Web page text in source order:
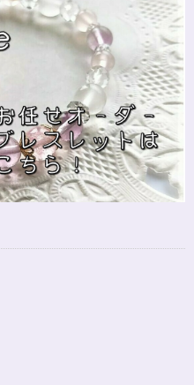
ながら開封しました(*^^*) とって
り温かく感じ元気になる気がしま
(*^^*)まさかのお名前が(芸名なの
いです♡ 次回は、オーダーをお願
インスピレーションの湧泉✨アクアオーラブレスレット15.5cm
、この色のアクアオーラに出会え
ブレスレットを、有難うございま